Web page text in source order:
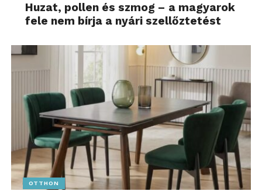
Huzat, pollen és szmog – a magyarok
fele nem bírja a nyári szellőztetést
OTTHON